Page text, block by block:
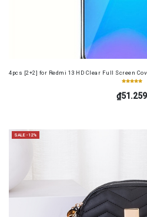
4pcs [2+2] for Redmi 13 HD Clear Full Screen
₫51.259
SALE -12%